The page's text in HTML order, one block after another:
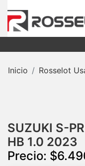
Inicio Rosselot
SUZUKI S-
HB 1.0 2023
Precio: